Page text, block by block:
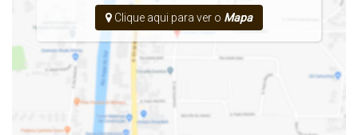
Clique aqui para ver o Mapa